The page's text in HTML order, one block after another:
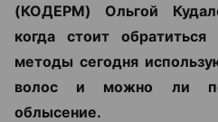
(КОДЕРМ) Ольгой
когда стоит
методы сегодня
волос и можно ли
облысение.